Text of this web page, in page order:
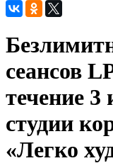
сеансов
течение 3
студии
«Легко